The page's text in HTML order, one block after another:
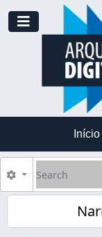
Skip to main content
Toggle
Início
Search
Search options